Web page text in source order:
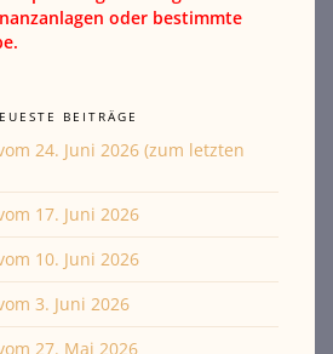
oder bestimmte
BEITRÄGE
24. Juni 2026 (zum letzten
17. Juni 2026
10. Juni 2026
3. Juni 2026
27. Mai 2026